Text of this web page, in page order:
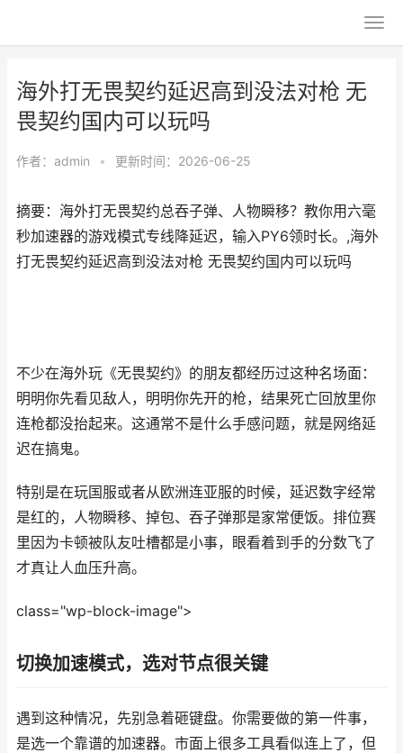
海外打无畏契约延迟高到没法对枪 无
畏契约国内可以玩吗
作者： admin • 更新时间：2026-06-25
摘要：海外打无畏契约总吞子弹、人物瞬移？教你用六毫
秒加速器的游戏模式专线降延迟，输入PY6领时长。,海外
打无畏契约延迟高到没法对枪 无畏契约国内可以玩吗
不少在海外玩《无畏契约》的朋友都经历过这种名场面：
明明你先看见敌人，明明你先开的枪，结果死亡回放里你
连枪都没抬起来。这通常不是什么手感问题，就是网络延
迟在搞鬼。
特别是在玩国服或者从欧洲连亚服的时候，延迟数字经常
是红的，人物瞬移、掉包、吞子弹那是家常便饭。排位赛
里因为卡顿被队友吐槽都是小事，眼看着到手的分数飞了
才真让人血压升高。
class="wp-block-image">
切换加速模式，选对节点很关键
遇到这种情况，先别急着砸键盘。你需要做的第一件事，
是选一个靠谱的加速器。市面上很多工具看似连上了，但